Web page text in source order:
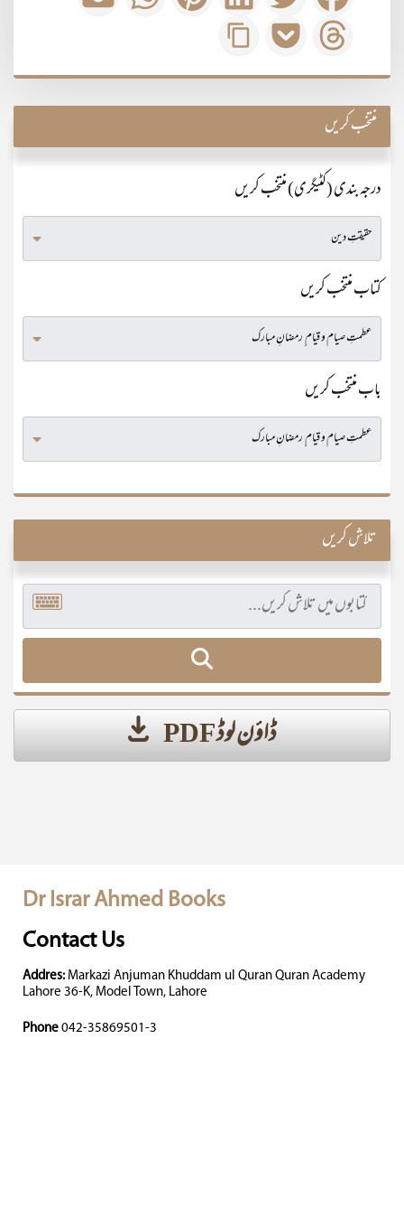
منتخب کریں
درجہ بندی (کٹیگری) منتخب کریں
کتاب منتخب کریں
باب منتخب کریں
تلاش کریں
ڈاؤن لوڈ PDF
Dr Israr Ahmed Books
Contact Us
Addres: Markazi Anjuman Khuddam ul Quran Quran Academy
Lahore 36-K, Model Town, Lahore
Phone 042-35869501-3